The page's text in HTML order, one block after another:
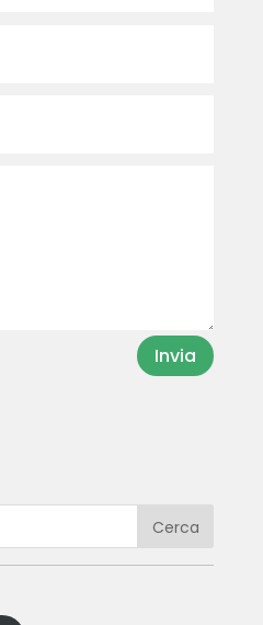
Invia